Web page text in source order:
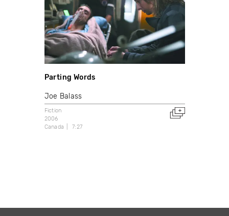
Parting Words
Joe Balass
Fiction
2006
Canada
7:27